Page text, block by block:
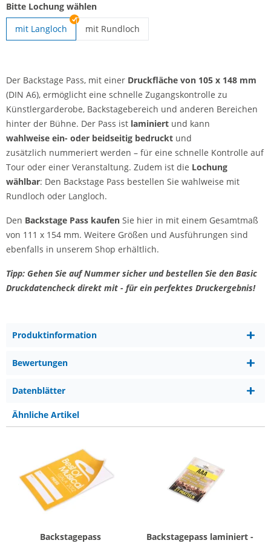
Bitte Lochung wählen
mit Langloch
mit Rundloch
Der Backstage Pass, mit einer Druckfläche von 105 x 148 mm
(DIN A6), ermöglicht eine schnelle Zugangskontrolle zu
Künstlergarderobe, Backstagebereich und anderen Bereichen
hinter der Bühne. Der Pass ist laminiert und kann
wahlweise ein- oder beidseitig bedruckt und
zusätzlich nummeriert werden – für eine schnelle Kontrolle auf
Tour oder einer Veranstaltung. Zudem ist die Lochung
wählbar: Den Backstage Pass bestellen Sie wahlweise mit
Rundloch oder Langloch.
Den Backstage Pass kaufen Sie hier in mit einem Gesamtmaß
von 111 x 154 mm. Weitere Größen und Ausführungen sind
ebenfalls in unserem Shop erhältlich.
Tipp: Gehen Sie auf Nummer sicher und bestellen Sie den Basic
Druckdatencheck direkt mit - für ein perfektes Druckergebnis!
Produktinformation
Bewertungen
Datenblätter
Ähnliche Artikel
Backstagepass
Backstagepass laminiert -